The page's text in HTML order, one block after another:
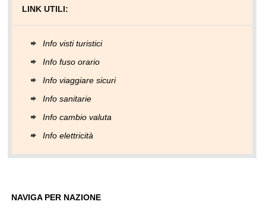
LINK UTILI:
Info visti turistici
Info fuso orario
Info viaggiare sicuri
Info sanitarie
Info cambio valuta
Info elettricità
NAVIGA PER NAZIONE